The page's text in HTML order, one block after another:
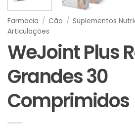
Farmacia / Cão / Suplementos
Articulações
WeJoint Plus
Grandes 30
Comprimidos